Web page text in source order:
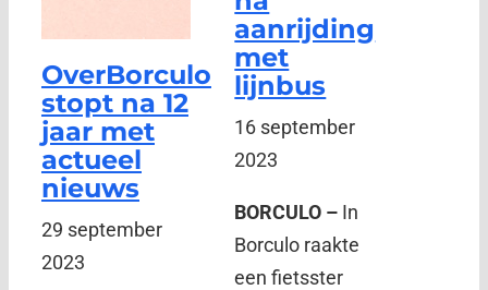
OverBorculo
stopt na 12
jaar met
actueel
nieuws
29 september
2023
aanrijding
met
lijnbus
16 september
2023
BORCULO – In
Borculo raakte
een fietsster